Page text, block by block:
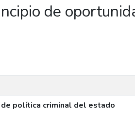
de
política criminal del estado